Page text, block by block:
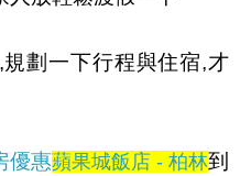
劃一下行程與住宿,才
優惠蘋果城飯店 - 柏林到